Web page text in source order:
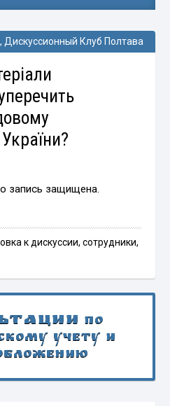
, Дискуссионный Клуб Полтава
запись защищена.
к дискуссии, сотрудники,
по
учету и